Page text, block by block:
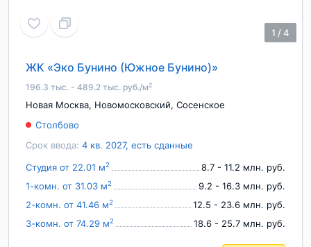
1 /4
ЖК «Эко Бунино (Южное Бунино)»
196.3 тыс. - 489.2 тыс. руб./м2
Новая Москва, Новомосковский, Сосенское
Срок ввода: 4 кв. 2027, есть сданные
Столбово
Студия от 22.01 м2
8.7 - 11.2 млн. руб.
1-комн. от 31.03 м2
9.2 - 16.3 млн. руб.
2-комн. от 41.46 м2
12.5 - 23.6 млн. руб.
3-комн. от 74.29 м2 18.6 - 25.7 млн. руб.